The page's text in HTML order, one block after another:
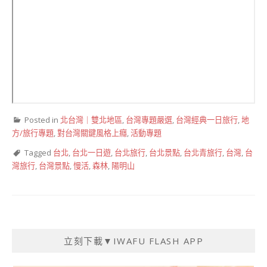
Posted in 北台灣｜雙北地區, 台灣專題嚴選, 台灣經典一日旅行,地
方/旅行專題,對台灣關鍵風格上癮,活動專題
Tagged 台北, 台北一日遊, 台北旅行, 台北景點, 台北青旅行, 台灣, 台
灣旅行, 台灣景點,慢活,森林, 陽明山
立刻下載▼IWAFU FLASH APP